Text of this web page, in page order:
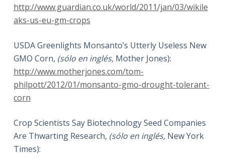
http://www.guardian.co.uk/world/2011/jan/03/wikile
aks-us-eu-gm-crops
USDA Greenlights Monsanto’s Utterly Useless New
GMO Corn, (sólo en inglés,Mother Jones):
http://www.motherjones.com/tom-
philpott/2012/01/monsanto-gmo-drought-tolerant-
corn
Crop Scientists Say Biotechnology Seed Companies
Are Thwarting Research, (sólo en inglés,New York
Times):